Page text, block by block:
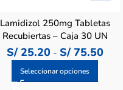
Lamidizol 250mg Tabletas
Recubiertas – Caja 30 UN
S/25.20 - S/75.50
Seleccionar opciones